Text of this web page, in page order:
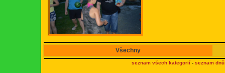
Všechny
seznam všech kategorií - seznam